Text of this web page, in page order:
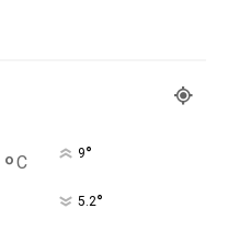
°C 9°
5.2°